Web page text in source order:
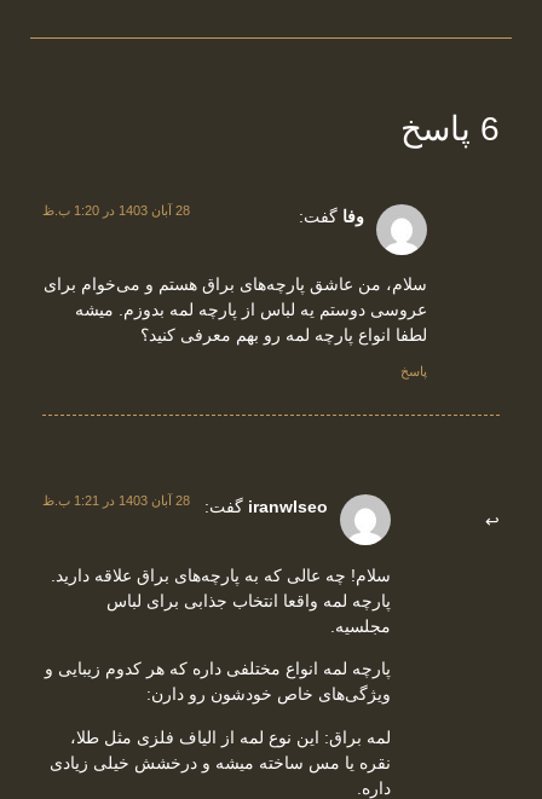
6 پاسخ
وفا گفت: 28 آبان 1403 در 1:20 ب.ظ
سلام، من عاشق پارچه‌های براق هستم و می‌خوام برای
عروسی دوستم یه لباس از پارچه لمه بدوزم. میشه
لطفا انواع پارچه لمه رو بهم معرفی کنید؟
پاسخ
iranwlseo گفت: 28 آبان 1403 در 1:21 ب.ظ
سلام! چه عالی که به پارچه‌های براق علاقه دارید.
پارچه لمه واقعا انتخاب جذابی برای لباس
مجلسیه.
پارچه لمه انواع مختلفی داره که هر کدوم زیبایی و
ویژگی‌های خاص خودشون رو دارن:
لمه براق: این نوع لمه از الیاف فلزی مثل طلا،
نقره یا مس ساخته میشه و درخشش خیلی زیادی
داره.